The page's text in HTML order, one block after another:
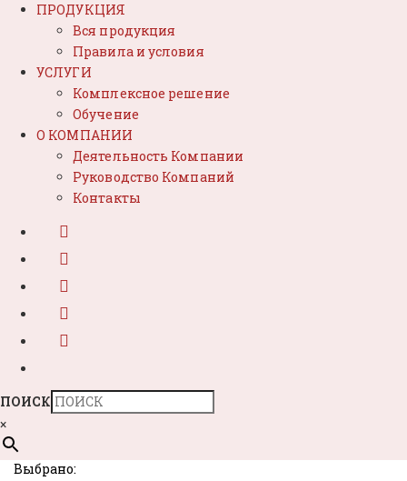
ПРОДУКЦИЯ
Вся продукция
Правила и условия
УСЛУГИ
Комплексное решение
Обучение
О КОМПАНИИ
Деятельность Компании
Руководство Компаний
Контакты
ПОИСК
×
Выбрано: